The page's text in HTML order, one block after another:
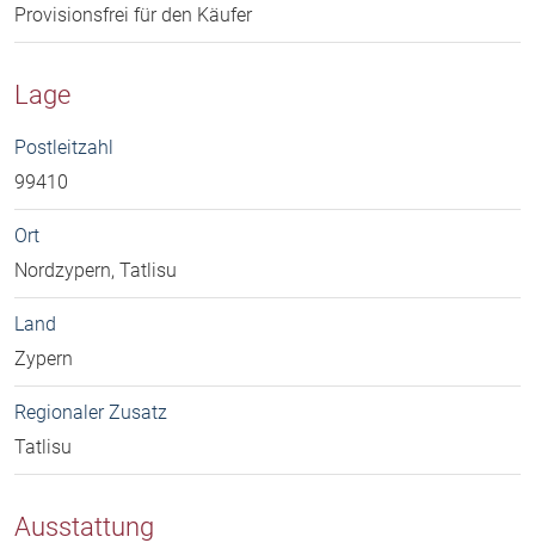
Provisionsfrei für den Käufer
Lage
Postleitzahl
99410
Ort
Nordzypern, Tatlisu
Land
Zypern
Regionaler Zusatz
Tatlisu
Ausstattung